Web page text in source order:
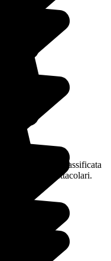
mondo, oggi classificata
delle più spettacolari.